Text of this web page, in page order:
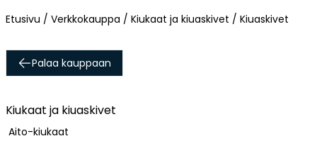
Takat ja tulisijat
Varaavat takat
Pönttö -ja kaakeliuunit
Hellat
Kiertoilmatakat ja kamiinat
Etusivu / Verkkokauppa / Kiukaat ja kiuaskivet / Kiuaskivet
Palaa kauppaan
Kiukaat ja kiuaskivet
Aito-kiukaat